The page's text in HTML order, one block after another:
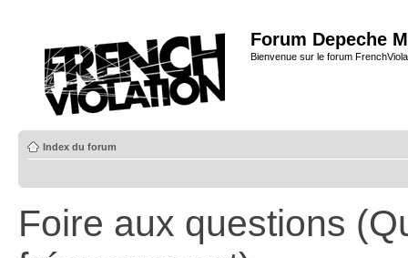
Forum Depeche
Bienvenue sur le forum
Index du forum
Foire aux questions